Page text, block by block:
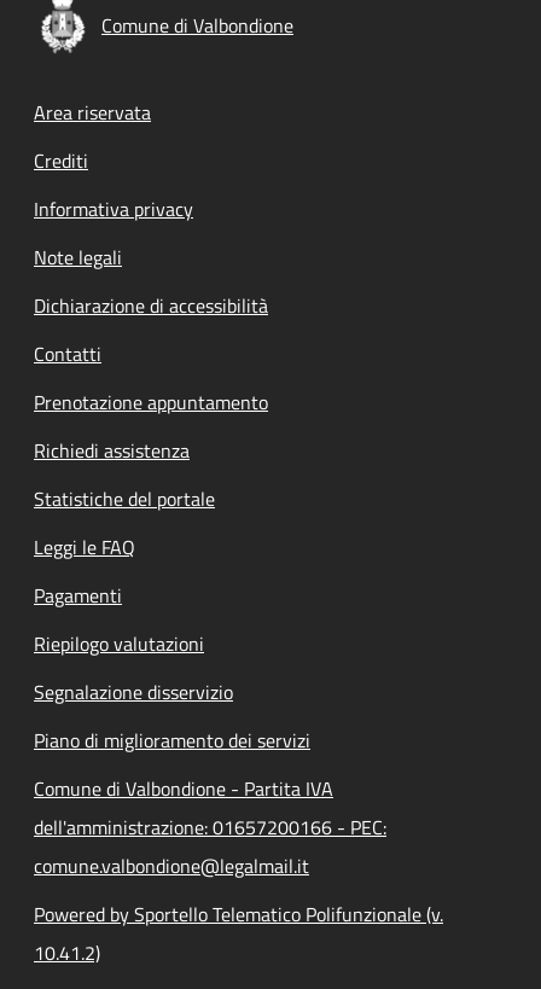
Comune di Valbondione
Footer menu
Area riservata
Crediti
Informativa privacy
Note legali
Dichiarazione di accessibilità
Contatti
Prenotazione appuntamento
Richiedi assistenza
Statistiche del portale
Leggi le FAQ
Pagamenti
Riepilogo valutazioni
Segnalazione disservizio
Piano di miglioramento dei servizi
Comune di Valbondione - Partita IVA
dell'amministrazione: 01657200166 - PEC:
comune.valbondione@legalmail.it
Powered by Sportello Telematico Polifunzionale (v.
10.41.2)